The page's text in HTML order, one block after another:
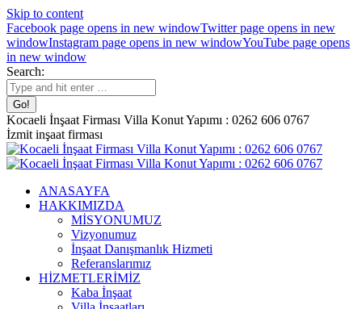
Skip to content
Facebook page opens in new windowTwitter page opens in new
windowInstagram page opens in new windowYouTube page opens
in new window
Search:
Kocaeli İnşaat Firması Villa Konut Yapımı : 0262 606 0767
İzmit inşaat firması
ANASAYFA
HAKKIMIZDA
MİSYONUMUZ
Vizyonumuz
İnşaat Danışmanlık Hizmeti
Referanslarımız
HİZMETLERİMİZ
Kaba İnşaat